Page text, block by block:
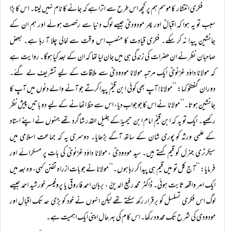
فکری انتشار کا موسم ہم پر کچھ اس طرح سے اترا ہے کہ جانے کا نام نہیں لیتا۔ اس کا بڑا
سبب تو یہ ہوا کہ اقبالؒ اور پھر مودودیؒ جیسے لوگ دنیا سے رخصت ہوئے اور ہم ان کے
جانشین پیدا نہ کر سکے۔ فکری قیادت کا منصب اس وقت سے خالی چلا آ رہا ہے۔ بعض
صاحبان نظر نے ان حضرات کی زندگی ہی میں جان لیا تھا کہ ان کے بعد کیا ہوگا۔ روایت ہے
کہ مولانا داؤد غزنویؒ ایک مرتبہ مولانا مودودیؒ سے ملاقات کے لیے تشریف لے گئے۔
دوران گفتگو کہا: ’’مولانا! آپ بھی کوئی ابن قیمؒ پیدا کرتے جو آنے والے دنوں میں آپ کا
جانشین ہوتا۔‘‘ مولانا نے اس کا جو جواب دیا، اس سے حظ اٹھانے کے لیے دو باتیں پیش نظر
رکھیے۔ ایک تو یہ کہ ابن قیمؒ امام ابن تیمیہؒ کے جلیل القدر شاگرد تھے جنہوں نے اپنے استاد
کے علمی ورثہ کو پوری شان کے ساتھ آگے بڑھایا۔ دوسری یہ کہ جماعت اسلامی میں
سیکرٹری جنرل کو قیم کہتے ہیں۔ سید مودودیؒ ، مولانا داؤد غزنویؒ کی بات پر مسکرائے اور
فرمایا: ’’آج کل تو میں قیم ہی پیدا کر رہا ہوں۔‘‘ مولانا نے جو بات ازراہ تفنن کہی، وہ بعد میں
ایک امر واقعہ ثابت ہوئی۔ ڈاکٹر محمد رفیع الدینؒ ، برہان احمد فاروقی یا پروفیسر خورشید احمد جیسے
لوگ اس فکری تسلسل کو برقرار رکھ سکتے تھے لیکن انہوں نے خود کو بڑی حد تک اقبال اور
مودودی کی شرح تک محدود رکھا۔ اس کام کی بہرحال اپنی ایک اہمیت ہے۔